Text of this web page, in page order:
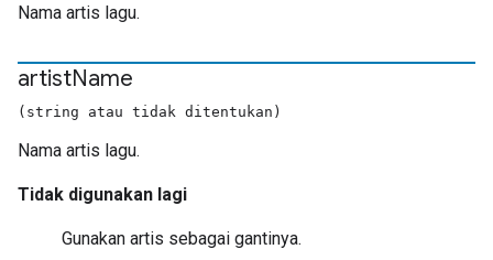
Nama artis lagu.
artistName
(string atau tidak ditentukan)
Nama artis lagu.
Tidak digunakan lagi
Gunakan artis sebagai gantinya.